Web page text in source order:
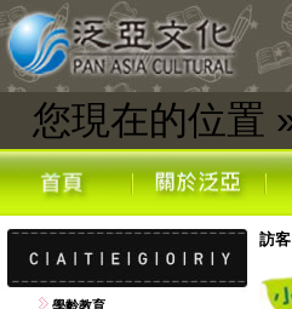
您現在的位置
學齡教育
訪客